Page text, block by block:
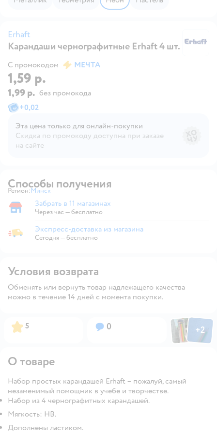
Erhaft
Карандаши чернографитные Erhaft 4 шт.
С промокодом
МЕЧТА
1,59 р.
1,99 р. без промокода
+0,02
Эта цена только для онлайн‑покупки
Скидка по промокоду доступна при заказе
на сайте
Способы получения
Регион: Выбор адреса доставки.
Минск
Забрать в магазине
Забрать в 11 магазинах
Через час — бесплатно
Экспресс-доставка из магазина
Экспресс-доставка из магазина
Сегодня—бесплатно
Условия возврата
Обменять или вернуть товар надлежащего качества
можно в течение 14 дней с момента покупки.
Рейтинг:
5 Вопросов:
0 ФотоФото
+2
О товаре
Набор простых карандашей Erhaft – пожалуй, самый
незаменимый помощник в учебе и творчестве.
Набор из 4 чернографитных карандашей.
Мягкость: НВ.
Дополнены ластиком.